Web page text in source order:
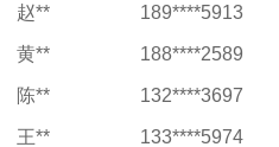
赵** 189****5913
黄** 188****2589
陈** 132****3697
王** 133****5974